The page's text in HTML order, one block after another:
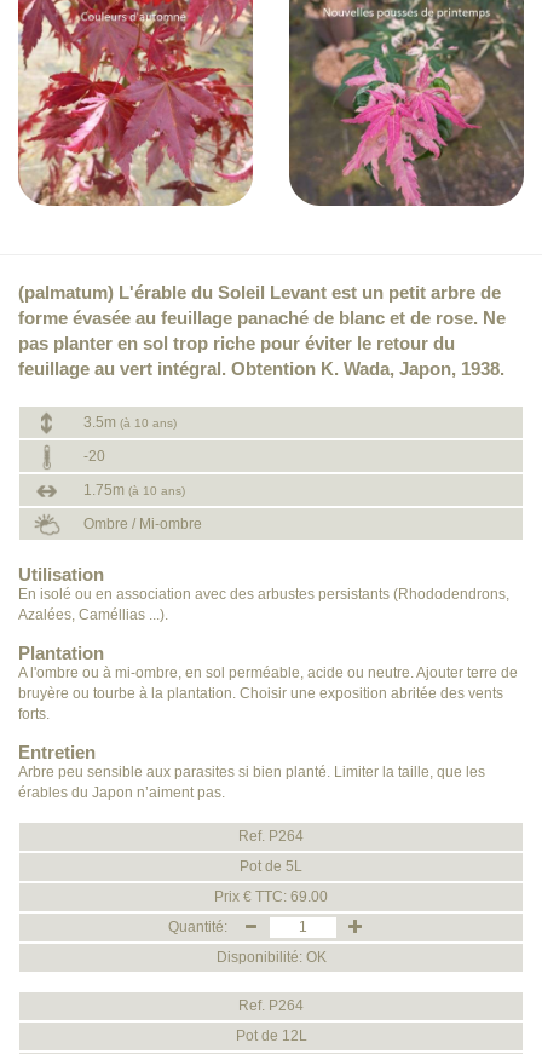
(palmatum) L'érable du Soleil Levant est un petit arbre de
forme évasée au feuillage panaché de blanc et de rose. Ne
pas planter en sol trop riche pour éviter le retour du
feuillage au vert intégral. Obtention K. Wada, Japon, 1938.
3.5m (à 10 ans)
-20
1.75m (à 10 ans)
Ombre / Mi-ombre
Utilisation
En isolé ou en association avec des arbustes persistants (Rhododendrons,
Azalées, Caméllias ...).
Plantation
A l'ombre ou à mi-ombre, en sol perméable, acide ou neutre. Ajouter terre de
bruyère ou tourbe à la plantation. Choisir une exposition abritée des vents
forts.
Entretien
Arbre peu sensible aux parasites si bien planté. Limiter la taille, que les
érables du Japon n’aiment pas.
Ref. P264
Pot de 5L
Prix € TTC: 69.00
Quantité:
Disponibilité: OK
Ref. P264
Pot de 12L